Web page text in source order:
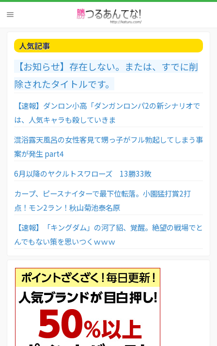
人気記事
【お知らせ】存在しない。または、すでに削
除されたタイトルです。
【速報】ダンロン小高「ダンガンロンパ2の新シナリオで
は、人気キャラも殺していきま
混浴露天風呂の女性客見て甥っ子がフル勃起してしまう事
案が発生 part4
6月以降のヤクルトスワローズ 13勝33敗
カープ、ピースナイターで最下位転落。小園猛打賞2打
点！モン2ラン！秋山菊池泰名原
【速報】「キングダム」の河了貂、覚醒。絶望の戦場でと
んでもない策を思いつくｗｗｗ